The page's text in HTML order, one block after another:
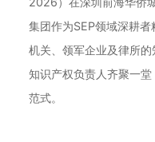
集团作为SEP领域深耕
机关、领军企业及律所
知识产权负责人齐聚一
范式。